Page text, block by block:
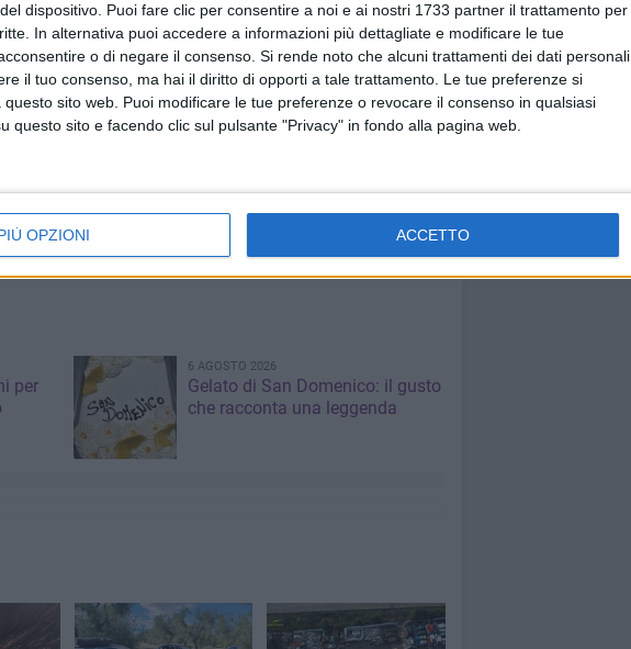
dispositivo. Puoi fare clic per consentire a noi e ai nostri 1733 partner il trattamento per
In alternativa puoi accedere a informazioni più dettagliate e modificare le tue
o di negare il consenso. Si rende noto che alcuni trattamenti dei dati personali
il tuo consenso, ma hai il diritto di opporti a tale trattamento. Le tue preferenze si
sito web. Puoi modificare le tue preferenze o revocare il consenso in qualsiasi
questo sito e facendo clic sul pulsante "Privacy" in fondo alla pagina web.
OPZIONI ACCETTO
sono stati condotti nel laboratorio Crea di Foggia,
Procure della Repubblica per l'ipotesi di reato
ovvero fabbricazione e commercio di beni
attività svolte da Guardia di Finanza a contrasto alle
a tutela della produzione nazionale.
per
6 AGOSTO 2026
Gelato di San Domenico: il gusto
che racconta una leggenda